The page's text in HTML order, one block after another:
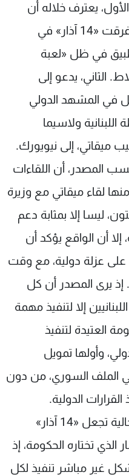
يعترف خلاله أن
الحماسة والثقة الزائدة آنذاك أغرقت «14 آذار» في
في ظل «لعبة
الثاني، يدعو إلى
في المشهد الدولي
ولاسيما
ميقاتي، إلى نيويورك.
المصدر، أن اللقاءات
لقاء ميقاتي مع وزيرة
ليسا إلا بمثابة دعم
إلا أن الواقع يؤكد أن
على عزلة دولية، مع وقت
إذ يرى المصدر أن كل
إلا لتنفيذ مهمة
العتيدة لتنفيذ
وأولها تمويل
في الملف السوري، من دون
الدولية.
ويكمل المصدر أن المعادلة الحالية تجعل «14 آذار»
تختاره الحكومة، إذ
غير مباشر تنفيذ لكل